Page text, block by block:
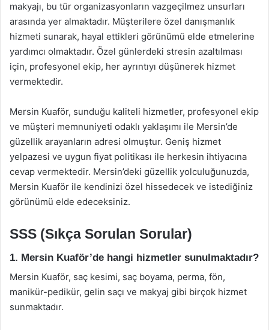
makyajı, bu tür organizasyonların vazgeçilmez unsurları
arasında yer almaktadır. Müşterilere özel danışmanlık
hizmeti sunarak, hayal ettikleri görünümü elde etmelerine
yardımcı olmaktadır. Özel günlerdeki stresin azaltılması
için, profesyonel ekip, her ayrıntıyı düşünerek hizmet
vermektedir.
Mersin Kuaför, sunduğu kaliteli hizmetler, profesyonel ekip
ve müşteri memnuniyeti odaklı yaklaşımı ile Mersin’de
güzellik arayanların adresi olmuştur. Geniş hizmet
yelpazesi ve uygun fiyat politikası ile herkesin ihtiyacına
cevap vermektedir. Mersin’deki güzellik yolculuğunuzda,
Mersin Kuaför ile kendinizi özel hissedecek ve istediğiniz
görünümü elde edeceksiniz.
SSS (Sıkça Sorulan Sorular)
1. Mersin Kuaför’de hangi hizmetler sunulmaktadır?
Mersin Kuaför, saç kesimi, saç boyama, perma, fön,
manikür-pedikür, gelin saçı ve makyaj gibi birçok hizmet
sunmaktadır.